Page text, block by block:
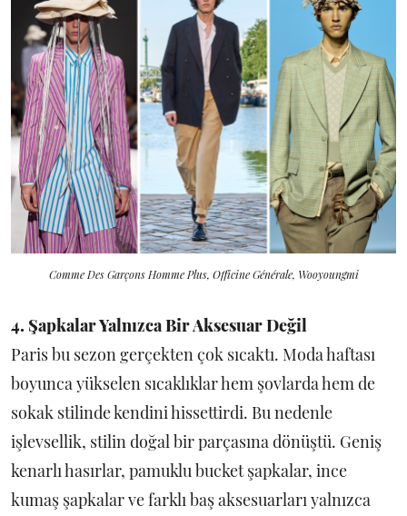
Comme Des Garçons Homme Plus, Officine Générale, Wooyoungmi
4. Şapkalar Yalnızca Bir Aksesuar Değil
Paris bu sezon gerçekten çok sıcaktı. Moda haftası
boyunca yükselen sıcaklıklar hem şovlarda hem de
sokak stilinde kendini hissettirdi. Bu nedenle
işlevsellik, stilin doğal bir parçasına dönüştü. Geniş
kenarlı hasırlar, pamuklu bucket şapkalar, ince
kumaş şapkalar ve farklı baş aksesuarları yalnızca